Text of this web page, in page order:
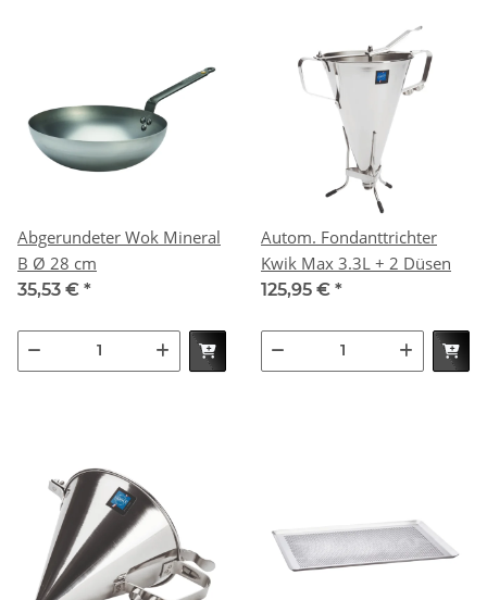
Abgerundeter Wok Mineral
B Ø 28 cm
35,53 € *
Autom. Fondanttrichter
Kwik Max 3.3L + 2 Düsen
125,95 € *